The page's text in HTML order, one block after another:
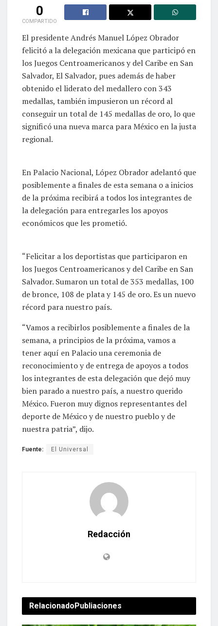
0
COMPARTIDO
El presidente Andrés Manuel López Obrador
felicitó a la delegación mexicana que participó en
los Juegos Centroamericanos y del Caribe en San
Salvador, El Salvador, pues además de haber
obtenido el liderato del medallero con 343
medallas, también impusieron un récord al
conseguir un total de 145 medallas de oro, lo que
significó una nueva marca para México en la justa
regional.
En Palacio Nacional, López Obrador adelantó que
posiblemente a finales de esta semana o a inicios
de la próxima recibirá a todos los integrantes de
la delegación para entregarles los apoyos
económicos que les prometió.
“Felicitar a los deportistas que participaron en
los Juegos Centroamericanos y del Caribe en San
Salvador. Sumaron un total de 353 medallas, 100
de bronce, 108 de plata y 145 de oro. Es un nuevo
récord para nuestro país.
“Vamos a recibirlos posiblemente a finales de la
semana, a principios de la próxima, vamos a
tener aquí en Palacio una ceremonia de
reconocimiento y de entrega de apoyos a todos
los integrantes de esta delegación que dejó muy
bien parado a nuestro país, a nuestro querido
México. Fueron muy dignos representantes del
deporte de México y de nuestro pueblo y de
nuestra patria”, dijo.
Fuente: El Universal
Redacción
RelacionadoPubliaciones